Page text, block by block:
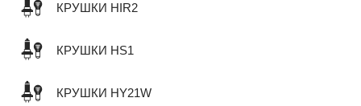
КРУШКИ HIR2
КРУШКИ HS1
КРУШКИ HY21W